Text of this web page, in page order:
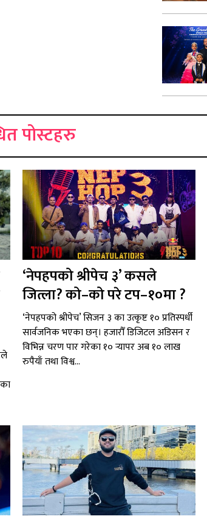
पोस्टहरु
‘नेपहपको श्रीपेच ३’ कसले
जित्ला? को–को परे टप–१०मा ?
‘नेपहपको श्रीपेच’ सिजन ३ का उत्कृष्ट १० प्रतिस्पर्धी
सार्वजनिक भएका छन्। हजारौँ डिजिटल अडिसन र
विभिन्न चरण पार गरेका १० र्‍यापर अब १० लाख
रुपैयाँ तथा विश्व...